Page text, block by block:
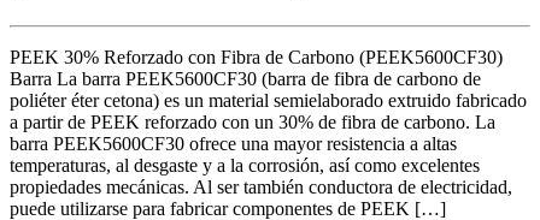
PEEK 30% Reforzado con Fibra de Carbono (PEEK5600CF30)
Barra La barra PEEK5600CF30 (barra de fibra de carbono de
poliéter éter cetona) es un material semielaborado extruido fabricado
a partir de PEEK reforzado con un 30% de fibra de carbono. La
barra PEEK5600CF30 ofrece una mayor resistencia a altas
temperaturas, al desgaste y a la corrosión, así como excelentes
propiedades mecánicas. Al ser también conductora de electricidad,
puede utilizarse para fabricar componentes de PEEK […]